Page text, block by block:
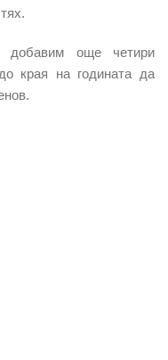
още четири
края на годината да